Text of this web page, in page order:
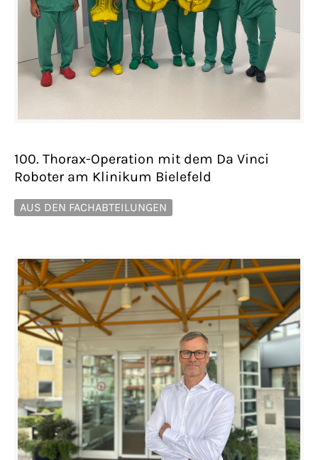
100. Thorax-Operation mit dem Da Vinci
Roboter am Klinikum Bielefeld
AUS DEN FACHABTEILUNGEN